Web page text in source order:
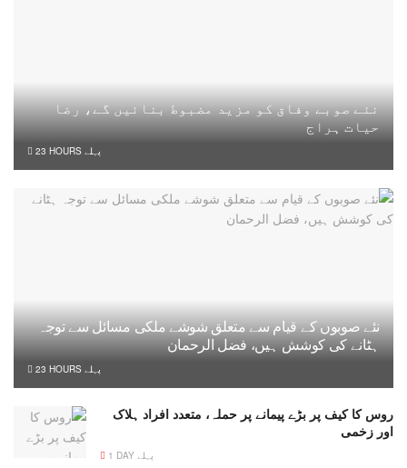
نئے صوبے وفاق کو مزید مضبوط بنائیں گے، رضا
حیات ہراج
23 HOURS پہلے
نئے صوبوں کے قیام سے متعلق شوشے ملکی مسائل سے توجہ
ہٹانے کی کوشش ہیں، فضل الرحمان
23 HOURS پہلے
روس کا کیف پر بڑے پیمانے پر حملہ، متعدد افراد ہلاک
اور زخمی
1 DAY پہلے